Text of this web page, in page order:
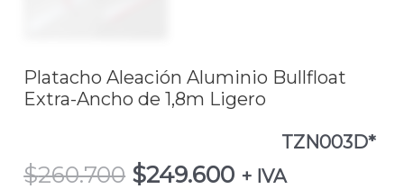
Platacho Aleación Aluminio Bullfloat
Extra-Ancho de 1,8m Ligero
TZN003D*
$260.700 $249.600 + IVA